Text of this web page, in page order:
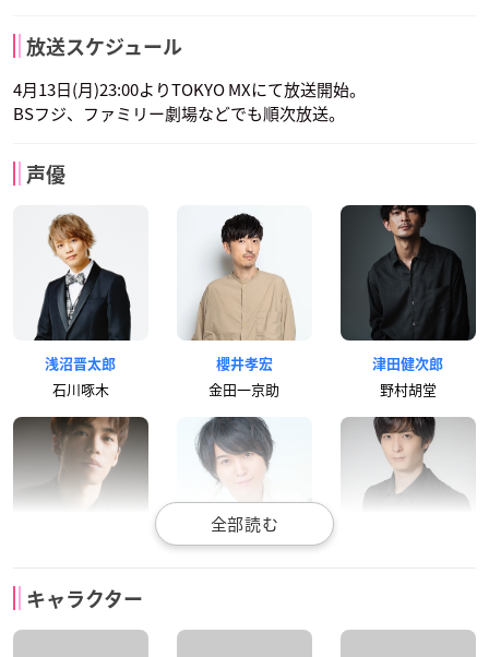
放送スケジュール
4月13日(月)23:00よりTOKYO MXにて放送開始。
BSフジ、ファミリー劇場などでも順次放送。
声優
浅沼晋太郎
石川啄木
櫻井孝宏
金田一京助
津田健次郎
野村胡堂
平井太郎
キャラクター